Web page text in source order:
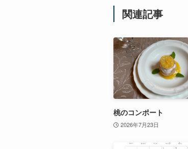
関連記事
桃のコンポート
2026年7月23日